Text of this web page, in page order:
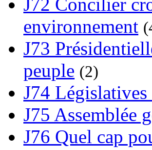
environnement
J73
peuple (2)
J74
J75 Assemblée
J76 Quel cap